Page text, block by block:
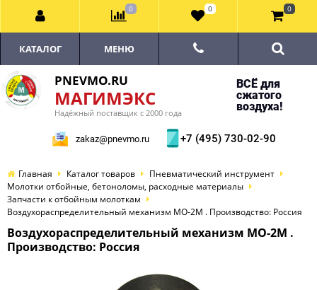
PNEVMO.RU
МАГИМЭКС
Надёжный поставщик с 2000 года
ВСЁ для
сжатого
воздуха!
zakaz@pnevmo.ru +7 (495) 730-02-90
КАТАЛОГ МЕНЮ
Главная Каталог товаров
Пневматический инструмент
Молотки отбойные, бетоноломы, расходные материалы
Запчасти к отбойным молоткам
Воздухораспределительный механизм МО-2М . Производство: Россия
Воздухораспределительный механизм МО-2М .
Производство: Россия
0 0 0